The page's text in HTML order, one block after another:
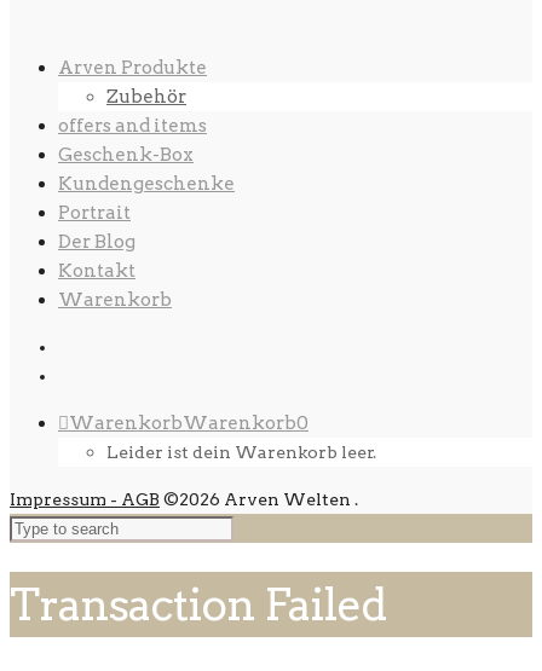
Arven Produkte
Zubehör
offers and items
Geschenk-Box
Kundengeschenke
Portrait
Der Blog
Kontakt
Warenkorb
WarenkorbWarenkorb0
Leider ist dein Warenkorb leer.
Impressum - AGB ©2026 Arven Welten .
Transaction Failed